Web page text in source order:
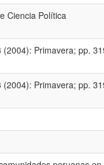
Ciencia Política
Primavera; pp.
Primavera; pp.